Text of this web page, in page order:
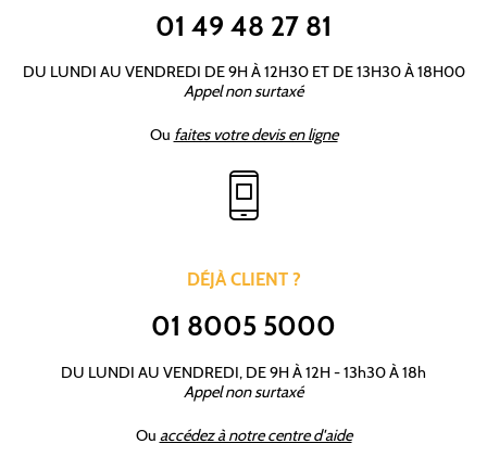
01 49 48 27 81
DU LUNDI AU VENDREDI DE 9H À 12H30 ET DE 13H30 À 18H00
Appel non surtaxé
Ou faites votre devis en ligne
DÉJÀ CLIENT ?
01 8005 5000
DU LUNDI AU VENDREDI, DE 9H À 12H - 13h30 À 18h
Appel non surtaxé
Ou accédez à notre centre d'aide